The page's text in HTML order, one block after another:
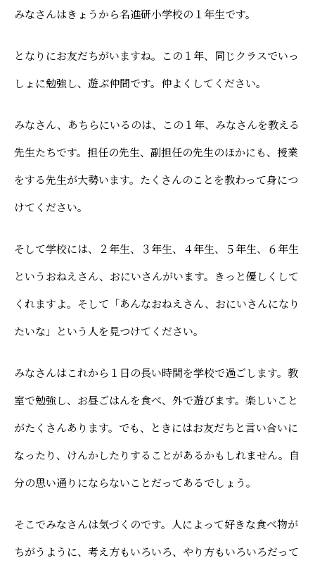
――みなさんはきょうから名進研小学校の１年生です。
――となりにお友だちがいますね。この１年、同じクラスでいっ
しょに勉強し、遊ぶ仲間です。仲よくしてください。
――みなさん、あちらにいるのは、この１年、みなさんを教える
先生たちです。担任の先生、副担任の先生のほかにも、授業
をする先生が大勢います。たくさんのことを教わって身につ
けてください。
――そして学校には、２年生、３年生、４年生、５年生、６年生
というおねえさん、おにいさんがいます。きっと優しくして
くれますよ。そして「あんなおねえさん、おにいさんになり
たいな」という人を見つけてください。
――みなさんはこれから１日の長い時間を学校で過ごします。教
室で勉強し、お昼ごはんを食べ、外で遊びます。楽しいこと
がたくさんあります。でも、ときにはお友だちと言い合いに
なったり、けんかしたりすることがあるかもしれません。自
分の思い通りにならないことだってあるでしょう。
――そこでみなさんは気づくのです。人によって好きな食べ物が
ちがうように、考え方もいろいろ、やり方もいろいろだって